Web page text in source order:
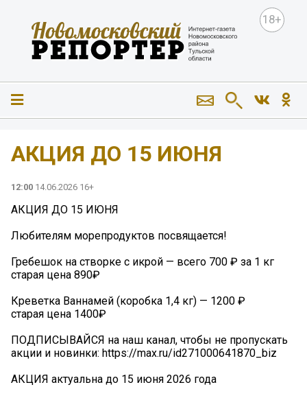
18+
АКЦИЯ ДО 15 ИЮНЯ
12:00 14.06.2026 16+
АКЦИЯ ДО 15 ИЮНЯ
Любителям морепродуктов посвящается!
Гребешок на створке с икрой — всего 700 ₽ за 1 кг
старая цена 890₽
Креветка Ваннамей (коробка 1,4 кг) — 1200 ₽
старая цена 1400₽
ПОДПИСЫВАЙСЯ на наш канал, чтобы не пропускать
акции и новинки: https://max.ru/id271000641870_biz
АКЦИЯ актуальна до 15 июня 2026 года️